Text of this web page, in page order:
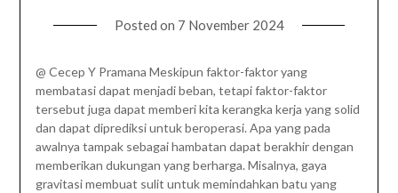
Posted on 7 November 2024
@ Cecep Y Pramana Meskipun faktor-faktor yang
membatasi dapat menjadi beban, tetapi faktor-faktor
tersebut juga dapat memberi kita kerangka kerja yang solid
dan dapat diprediksi untuk beroperasi. Apa yang pada
awalnya tampak sebagai hambatan dapat berakhir dengan
memberikan dukungan yang berharga. Misalnya, gaya
gravitasi membuat sulit untuk memindahkan batu yang